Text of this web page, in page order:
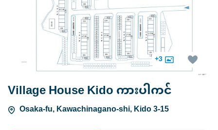
Village House Kido ကားပါကင်
Osaka-fu, Kawachinagano-shi, Kido 3-15
+3